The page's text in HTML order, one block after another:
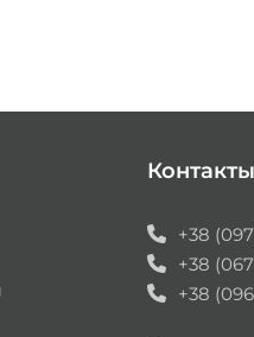
Контакты
+38
+38
+38